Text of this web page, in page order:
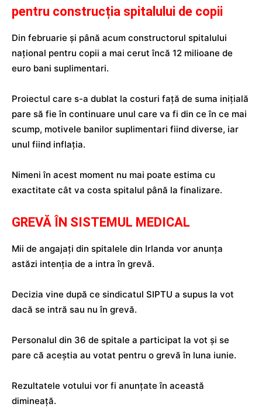
pentru construcția spitalului de copii
Din februarie și până acum constructorul spitalului
național pentru copii a mai cerut încă 12 milioane de
euro bani suplimentari.
Proiectul care s-a dublat la costuri față de suma inițială
pare să fie în continuare unul care va fi din ce în ce mai
scump, motivele banilor suplimentari fiind diverse, iar
unul fiind inflația.
Nimeni în acest moment nu mai poate estima cu
exactitate cât va costa spitalul până la finalizare.
GREVĂ ÎN SISTEMUL MEDICAL
Mii de angajați din spitalele din Irlanda vor anunța
astăzi intenția de a intra în grevă.
Decizia vine după ce sindicatul SIPTU a supus la vot
dacă se intră sau nu în grevă.
Personalul din 36 de spitale a participat la vot și se
pare că aceștia au votat pentru o grevă în luna iunie.
Rezultatele votului vor fi anunțate în această
dimineață.